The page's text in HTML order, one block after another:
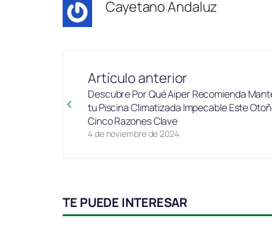
Cayetano Andaluz
Artículo anterior
4 de noviembre de 2024
Descubre Por Qué Aiper Recomienda
tu Piscina Climatizada Impecable Este
Cinco Razones Clave
TE PUEDE INTERESAR